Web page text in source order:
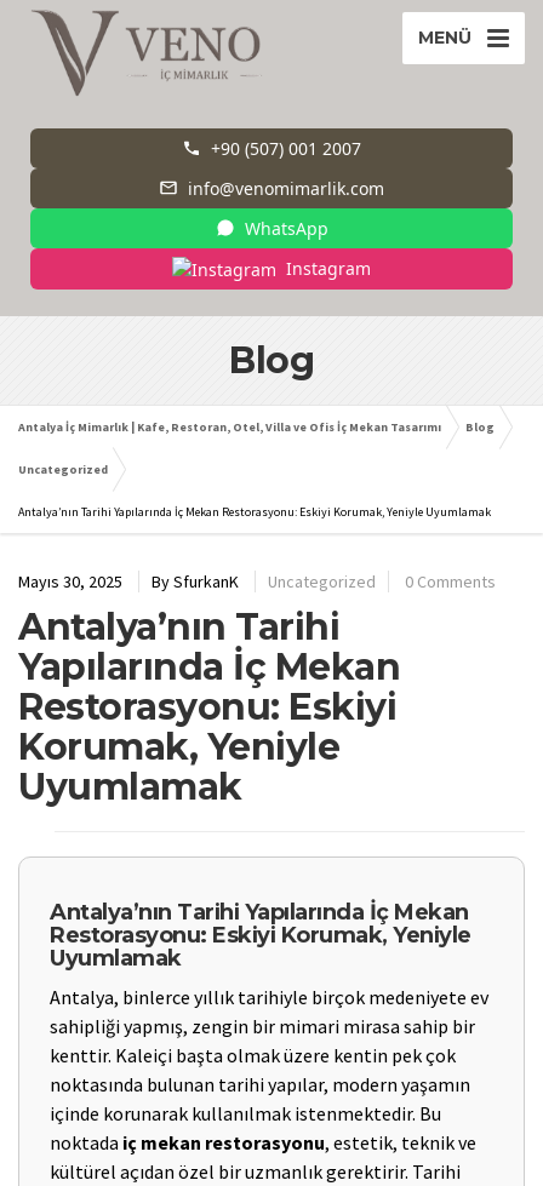
MENÜ
+90 (507) 001 2007
info@venomimarlik.com
WhatsApp
Instagram
Blog
Antalya İç Mimarlık | Kafe, Restoran, Otel, Villa ve Ofis İç Mekan Tasarımı Blog
Uncategorized
Antalya’nın Tarihi Yapılarında İç Mekan Restorasyonu: Eskiyi Korumak, Yeniyle Uyumlamak
Mayıs 30, 2025 BySfurkanK Uncategorized 0 Comments
Antalya’nın Tarihi
Yapılarında İç Mekan
Restorasyonu: Eskiyi
Korumak, Yeniyle
Uyumlamak
Antalya’nın Tarihi Yapılarında İç Mekan
Restorasyonu: Eskiyi Korumak, Yeniyle
Uyumlamak
Antalya, binlerce yıllık tarihiyle birçok medeniyete ev
sahipliği yapmış, zengin bir mimari mirasa sahip bir
kenttir. Kaleiçi başta olmak üzere kentin pek çok
noktasında bulunan tarihi yapılar, modern yaşamın
içinde korunarak kullanılmak istenmektedir. Bu
noktada iç mekan restorasyonu, estetik, teknik ve
kültürel açıdan özel bir uzmanlık gerektirir. Tarihi